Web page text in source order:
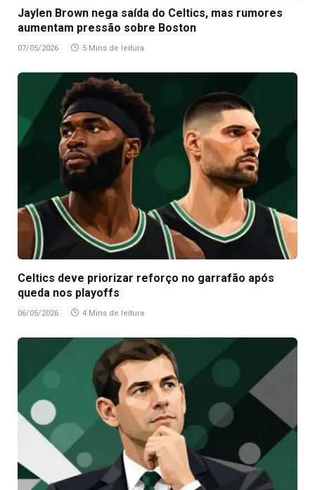
Jaylen Brown nega saída do Celtics, mas rumores
aumentam pressão sobre Boston
07/05/2026 5 Mins de leitura
Celtics deve priorizar reforço no garrafão após
queda nos playoffs
06/05/2026 4 Mins de leitura